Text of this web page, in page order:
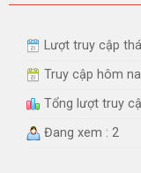
Lượt truy cập
Truy cập hôm
Tổng lượt truy
Đang xem : 2